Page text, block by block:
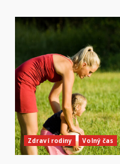
Zdraví rodiny Volný čas